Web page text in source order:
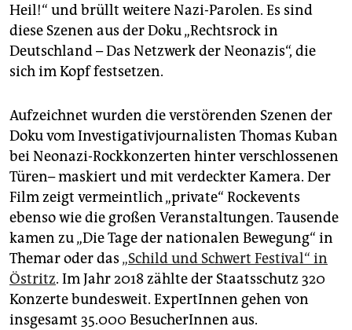
Heil!“ und brüllt weitere Nazi-Parolen. Es sind
diese Szenen aus der Doku „Rechtsrock in
Deutschland – Das Netzwerk der Neonazis“, die
sich im Kopf festsetzen.
Aufzeichnet wurden die verstörenden Szenen der
Doku vom Investigativjournalisten Thomas Kuban
bei Neonazi-Rockkonzerten hinter verschlossenen
Türen– maskiert und mit verdeckter Kamera. Der
Film zeigt vermeintlich „private“ Rockevents
ebenso wie die großen Veranstaltungen. Tausende
kamen zu „Die Tage der nationalen Bewegung“ in
Themar oder das „Schild und Schwert Festival“ in
Östritz. Im Jahr 2018 zählte der Staatsschutz 320
Konzerte bundesweit. ExpertInnen gehen von
insgesamt 35.000 BesucherInnen aus.